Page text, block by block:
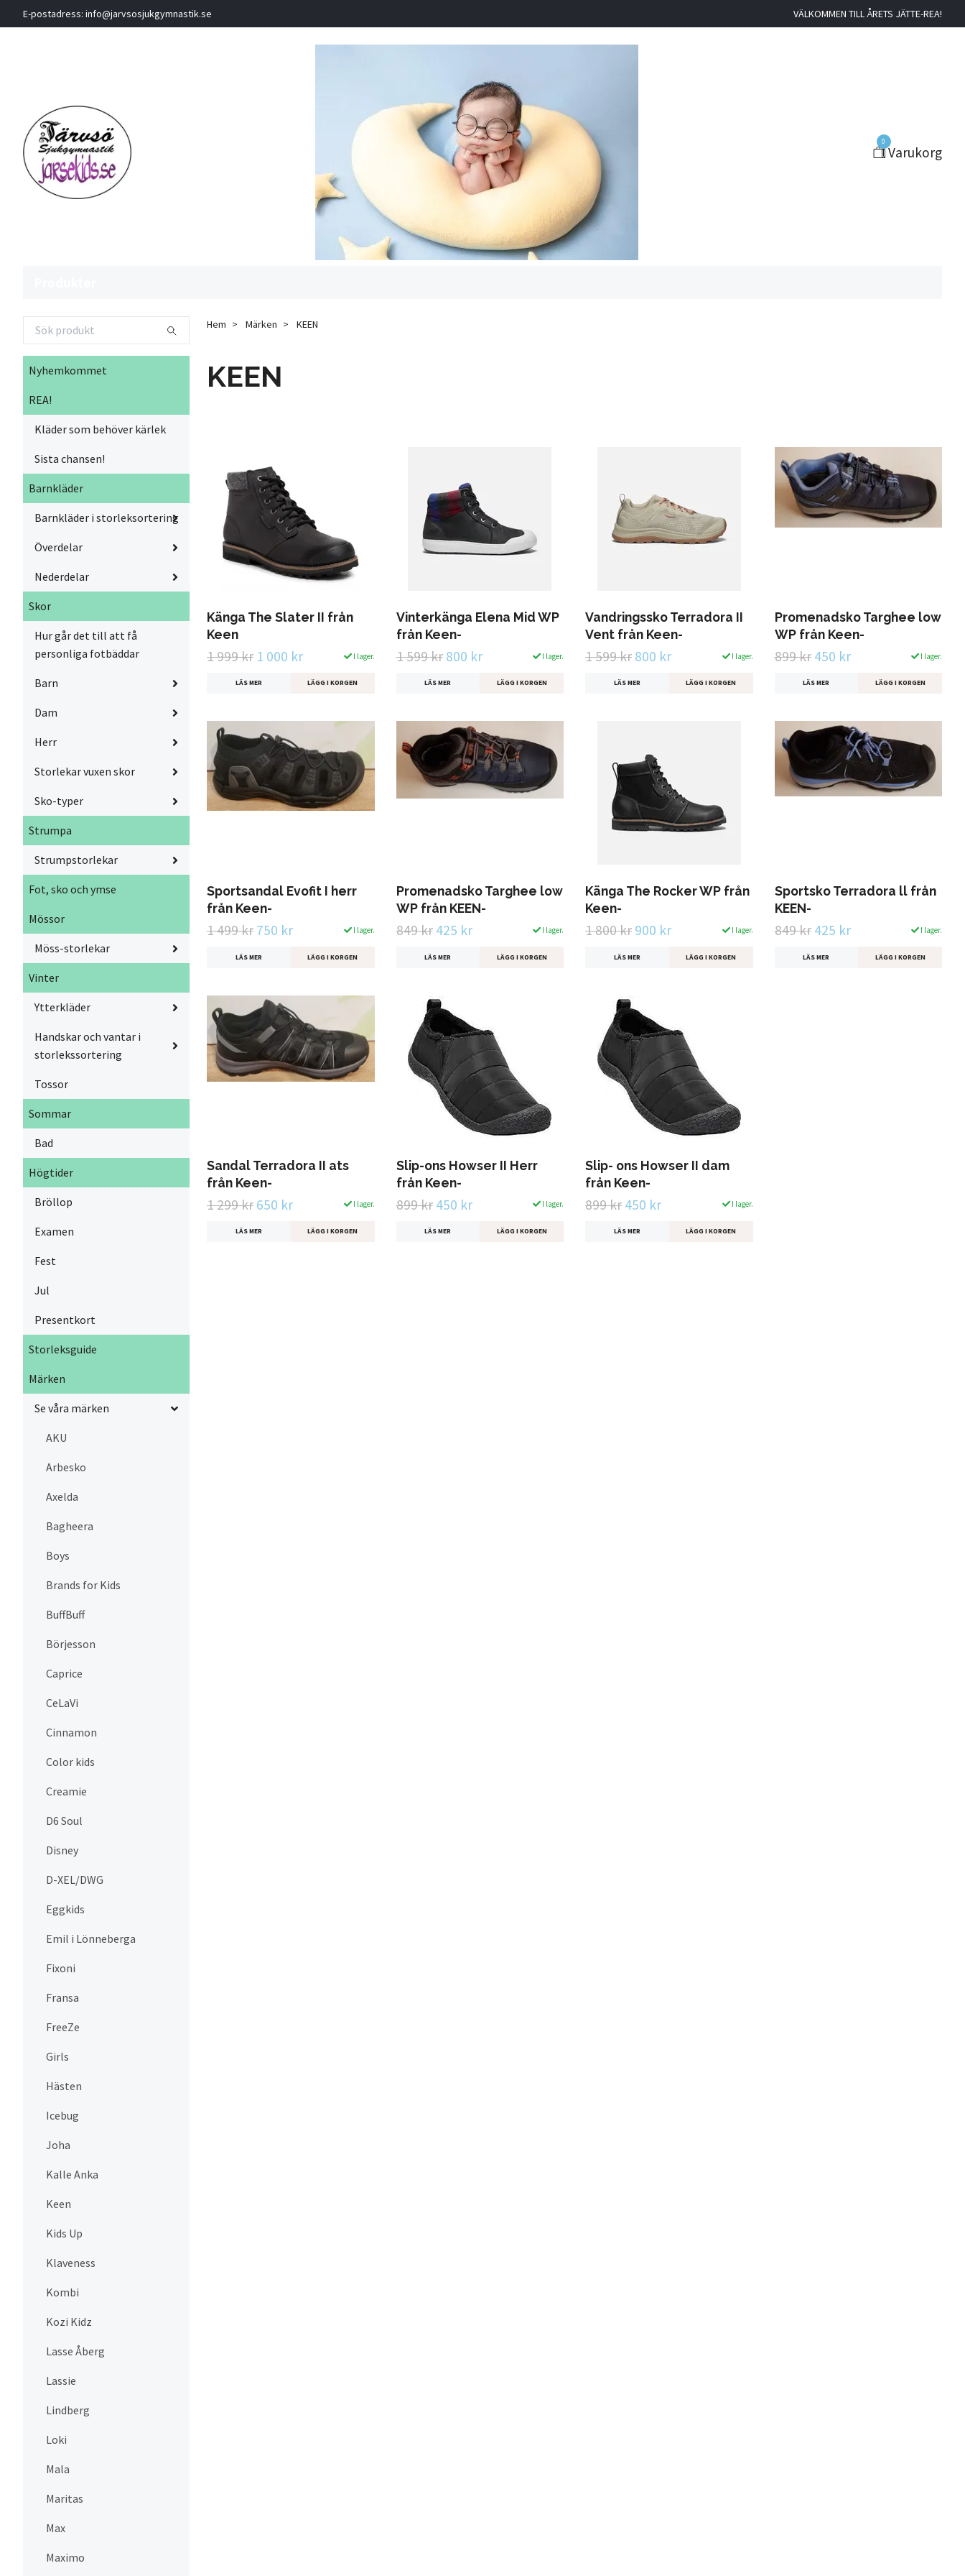
E-postadress: info@jarvsosjukgymnastik.se VÄLKOMMEN TILL ÅRETS JÄTTE-REA!
0
Varukorg
Nyhemkommet
REA!
Kläder som behöver kärlek
Sista chansen!
Barnkläder
Barnkläder i storleksortering
Överdelar
Nederdelar
Skor
Hur går det till att få
personliga fotbäddar
Barn
Dam
Herr
Storlekar vuxen skor
Sko-typer
Strumpa
Strumpstorlekar
Fot, sko och ymse
Mössor
Möss-storlekar
Vinter
Ytterkläder
Handskar och vantar i
storlekssortering
Tossor
Sommar
Bad
Högtider
Bröllop
Examen
Fest
Jul
Presentkort
Storleksguide
Märken
Se våra märken
AKU
Arbesko
Axelda
Bagheera
Boys
Brands for Kids
BuffBuff
Börjesson
Caprice
CeLaVi
Cinnamon
Color kids
Creamie
D6 Soul
Disney
D-XEL/DWG
Eggkids
Emil i Lönneberga
Fixoni
Fransa
FreeZe
Girls
Hästen
Icebug
Joha
Kalle Anka
Keen
Kids Up
Klaveness
Kombi
Kozi Kidz
Lasse Åberg
Lassie
Lindberg
Loki
Mala
Maritas
Max
Maximo
Hem Märken KEEN
KEEN
Känga The Slater II från
Keen
1 999 kr 1 000 kr I lager.
LÄS MER LÄGG I KORGEN
Vinterkänga Elena Mid WP
från Keen-
1 599 kr 800 kr I lager.
LÄS MER LÄGG I KORGEN
Vandringssko Terradora II
Vent från Keen-
1 599 kr 800 kr I lager.
LÄS MER LÄGG I KORGEN
Promenadsko Targhee low
WP från Keen-
899 kr 450 kr I lager.
LÄS MER LÄGG I KORGEN
Sportsandal Evofit I herr
från Keen-
1 499 kr 750 kr I lager.
LÄS MER LÄGG I KORGEN
Promenadsko Targhee low
WP från KEEN-
849 kr 425 kr I lager.
LÄS MER LÄGG I KORGEN
Känga The Rocker WP från
Keen-
1 800 kr 900 kr I lager.
LÄS MER LÄGG I KORGEN
Sportsko Terradora ll från
KEEN-
849 kr 425 kr I lager.
LÄS MER LÄGG I KORGEN
Sandal Terradora II ats
från Keen-
1 299 kr 650 kr I lager.
LÄS MER LÄGG I KORGEN
Slip-ons Howser II Herr
från Keen-
899 kr 450 kr I lager.
LÄS MER LÄGG I KORGEN
Slip- ons Howser II dam
från Keen-
899 kr 450 kr I lager.
LÄS MER LÄGG I KORGEN